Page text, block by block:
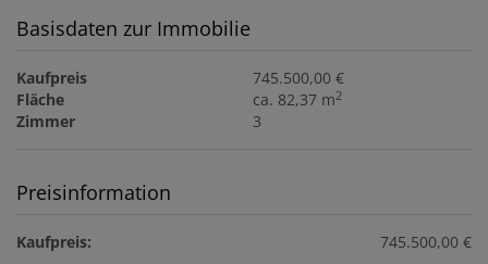
Basisdaten zur Immobilie
Kaufpreis
745.500,00 €
Fläche
ca. 82,37 m2
Zimmer 3
Preisinformation
Kaufpreis: 745.500,00 €